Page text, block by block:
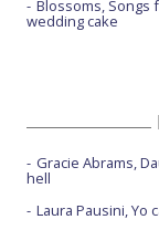
Blossoms, Songs
wedding cake
Gracie Abrams,
hell
Laura Pausini, Yo